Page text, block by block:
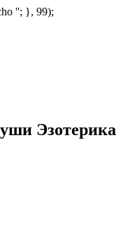
''; }, 99);
Эзотерика